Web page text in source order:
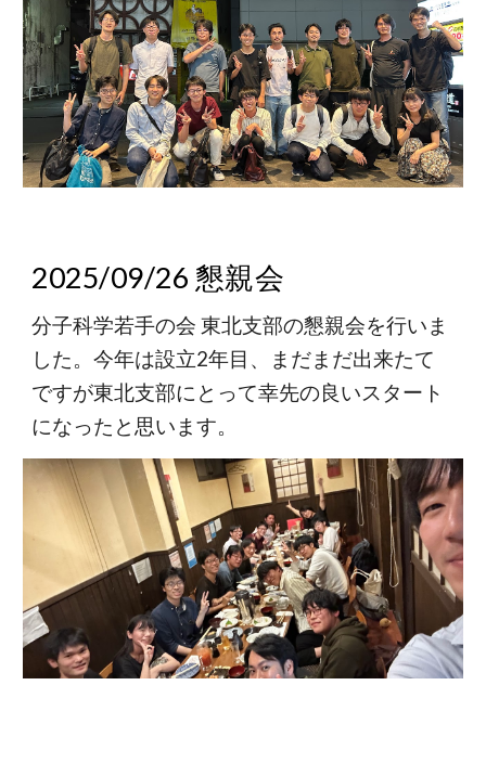
2025/09/26 懇親会
分子科学若手の会東北支部の懇親会を行いま
した。今年は設立2年目、まだまだ出来たて
ですが東北支部にとって幸先の良いスタート
になったと思います。